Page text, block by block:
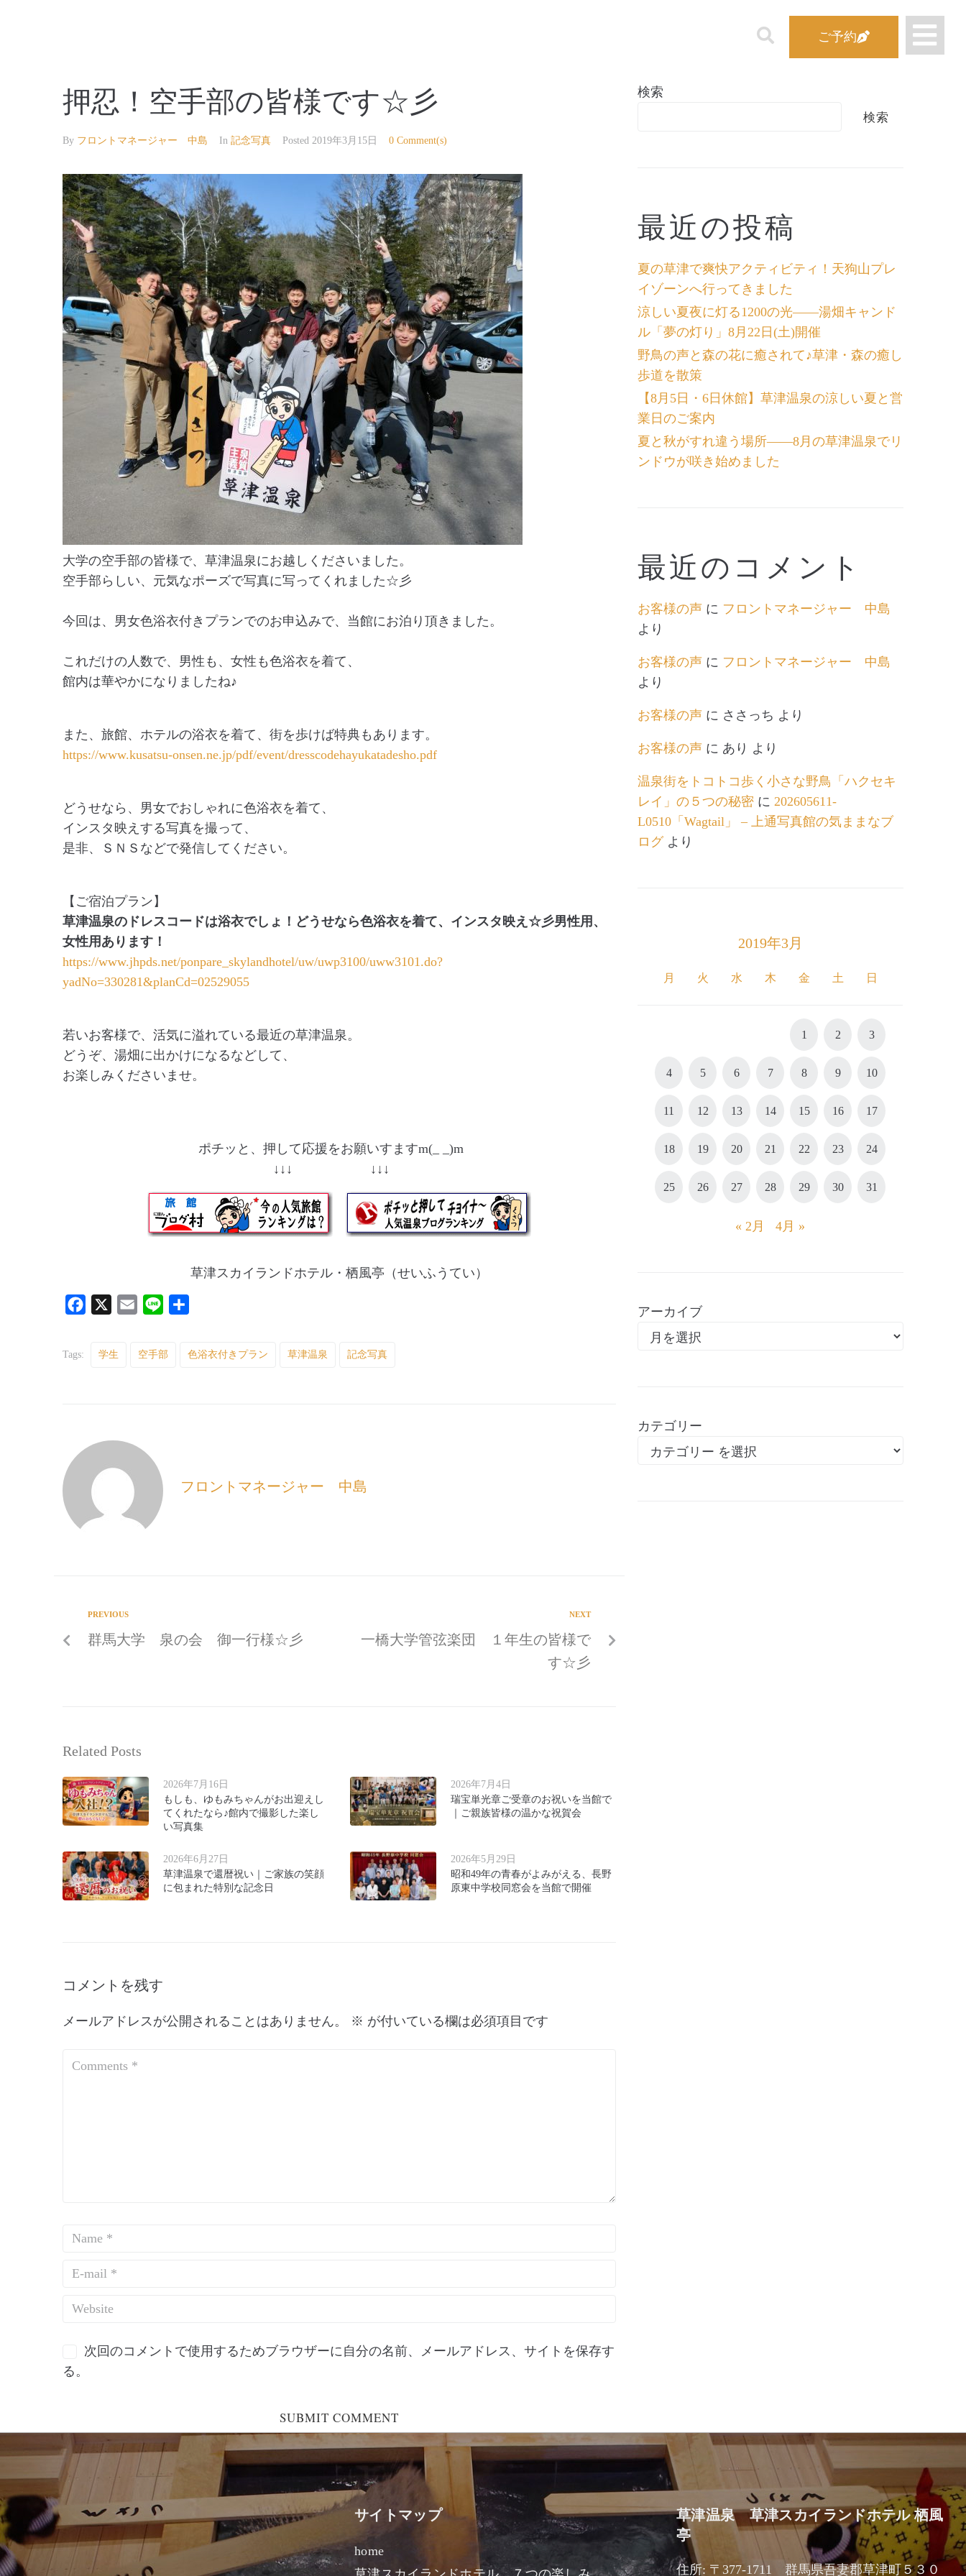
ご予約
押忍！空手部の皆様です☆彡
By フロントマネージャー 中島 In 記念写真 Posted 2019年3月15日 0 Comment(s)
大学の空手部の皆様で、草津温泉にお越しくださいました。
空手部らしい、元気なポーズで写真に写ってくれました☆彡
今回は、男女色浴衣付きプランでのお申込みで、当館にお泊り頂きました。
これだけの人数で、男性も、女性も色浴衣を着て、
館内は華やかになりましたね♪
また、旅館、ホテルの浴衣を着て、街を歩けば特典もあります。
https://www.kusatsu-onsen.ne.jp/pdf/event/dresscodehayukatadesho.pdf
どうせなら、男女でおしゃれに色浴衣を着て、
インスタ映えする写真を撮って、
是非、ＳＮＳなどで発信してください。
【ご宿泊プラン】
草津温泉のドレスコードは浴衣でしょ！どうせなら色浴衣を着て、インスタ映え☆彡男性用、
女性用あります！
https://www.jhpds.net/ponpare_skylandhotel/uw/uwp3100/uww3101.do?
yadNo=330281&planCd=02529055
若いお客様で、活気に溢れている最近の草津温泉。
どうぞ、湯畑に出かけになるなどして、
お楽しみくださいませ。
ポチッと、押して応援をお願いすますm(_ _)m
↓↓↓ ↓↓↓
草津スカイランドホテル・栖風亭（せいふうてい）
k
Tags: 学生 空手部 色浴衣付きプラン 草津温泉 記念写真
フロントマネージャー 中島
PREVIOUS
群馬大学 泉の会 御一行様☆彡
NEXT
一橋大学管弦楽団 １年生の皆様で
す☆彡
Related Posts
2026年7月16日
もしも、ゆもみちゃんがお出迎えし
てくれたなら♪館内で撮影した楽し
い写真集
2026年7月4日
瑞宝単光章ご受章のお祝いを当館で
｜ご親族皆様の温かな祝賀会
2026年6月27日
草津温泉で還暦祝い｜ご家族の笑顔
に包まれた特別な記念日
2026年5月29日
昭和49年の青春がよみがえる、長野
原東中学校同窓会を当館で開催
コメントを残す
メールアドレスが公開されることはありません。 ※ が付いている欄は必須項目です
次回のコメントで使用するためブラウザーに自分の名前、メールアドレス、サイトを保存す
る。
検索
検索
最近の投稿
夏の草津で爽快アクティビティ！天狗山プレ
イゾーンへ行ってきました
涼しい夏夜に灯る1200の光――湯畑キャンド
ル「夢の灯り」8月22日(土)開催
野鳥の声と森の花に癒されて♪草津・森の癒し
歩道を散策
【8月5日・6日休館】草津温泉の涼しい夏と営
業日のご案内
夏と秋がすれ違う場所――8月の草津温泉でリ
ンドウが咲き始めました
最近のコメント
お客様の声 に フロントマネージャー 中島
より
お客様の声 に フロントマネージャー 中島
より
お客様の声 に ささっち より
お客様の声 に あり より
温泉街をトコトコ歩く小さな野鳥「ハクセキ
レイ」の５つの秘密 に 202605611-
L0510「Wagtail」 – 上通写真館の気ままなブ
ログより
2019年3月
月 火 水 木 金 土 日
1 2 3
4 5 6 7 8 9 10
11 12 13 14 15 16 17
18 19 20 21 22 23 24
25 26 27 28 29 30 31
« 2月 4月 »
アーカイブ
カテゴリー
サイトマップ
home
草津温泉 草津スカイランドホテル 栖風
亭
住所: 〒377-1711 群馬県吾妻郡草津町５３０